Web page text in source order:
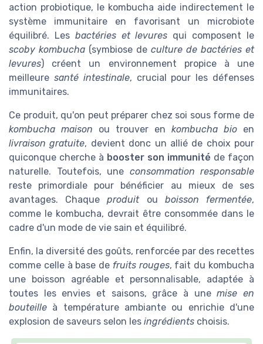
action probiotique, le kombucha aide indirectement le
système immunitaire en favorisant un microbiote
équilibré. Les bactéries et levures qui composent le
scoby kombucha (symbiose de culture de bactéries et
levures) créent un environnement propice à une
meilleure santé intestinale, crucial pour les défenses
immunitaires.
Ce produit, qu'on peut préparer chez soi sous forme de
kombucha maison ou trouver en kombucha bio en
livraison gratuite, devient donc un allié de choix pour
quiconque cherche à booster son immunité de façon
naturelle. Toutefois, une consommation responsable
reste primordiale pour bénéficier au mieux de ses
avantages. Chaqueproduitou boisson fermentée,
comme le kombucha, devrait être consommée dans le
cadre d'un mode de vie sain et équilibré.
Enfin, la diversité des goûts, renforcée par des recettes
comme celle à base de fruits rouges, fait du kombucha
une boisson agréable et personnalisable, adaptée à
toutes les envies et saisons, grâce à unemise en
bouteille à température ambiante ou enrichie d'une
explosion de saveurs selon les ingrédients choisis.